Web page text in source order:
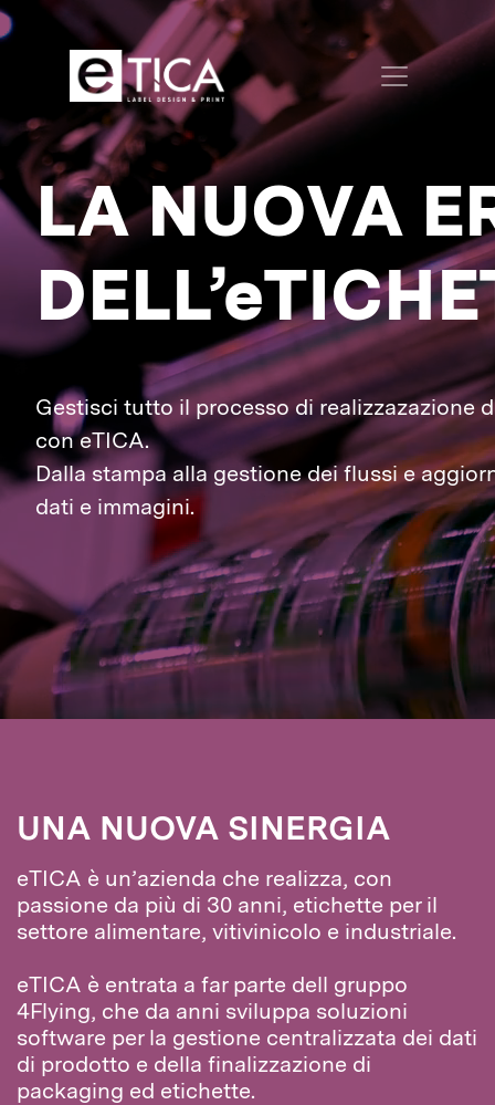
LA NUOVA
Gestisci tutto il processo di realizzazazione
con eTICA.
Dalla stampa alla gestione dei flussi e
dati e immagini.
UNA NUOVA SINERGIA
eTICA è un’azienda che realizza, con
passione da più di 30 anni, etichette per il
settore alimentare, vitivinicolo e industriale.
eTICA è entrata a far parte dell gruppo
4Flying, che da anni sviluppa soluzioni
software per la gestione centralizzata dei dati
di prodotto e della finalizzazione di
packaging ed etichette.